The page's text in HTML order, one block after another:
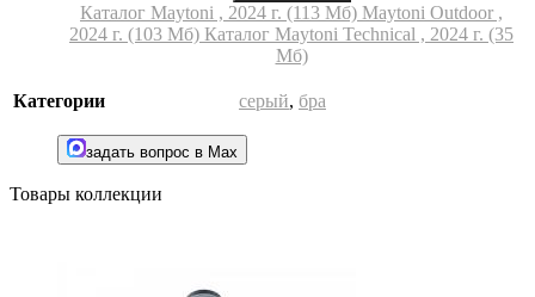
Каталог Maytoni , 2024 г. (113 Мб) Maytoni Outdoor ,
2024 г. (103 Мб) Каталог Maytoni Technical , 2024 г. (35
Мб)
Категории серый, бра
задать вопрос в Max
Товары коллекции